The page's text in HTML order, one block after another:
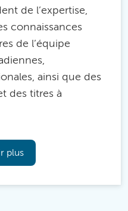
de l’expertise,
connaissances
de l’équipe
ainsi que des
des titres à
plus